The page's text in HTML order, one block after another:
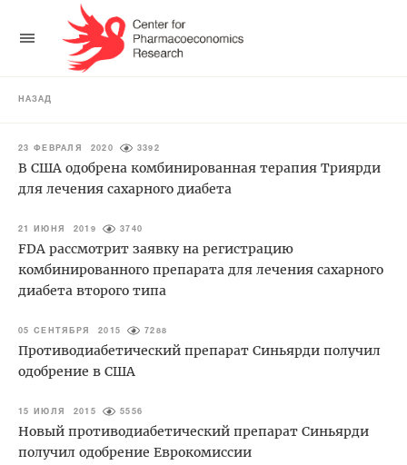
НАЗАД
23 ФЕВРАЛЯ 2020 3392
В США одобрена комбинированная терапия Триярди
для лечения сахарного диабета
21 ИЮНЯ 2019 3740
FDA рассмотрит заявку на регистрацию
комбинированного препарата для лечения сахарного
диабета второго типа
05 СЕНТЯБРЯ 2015 7288
Противодиабетический препарат Синьярди получил
одобрение в США
15 ИЮЛЯ 2015 5556
Новый противодиабетический препарат Синьярди
получил одобрение Еврокомиссии